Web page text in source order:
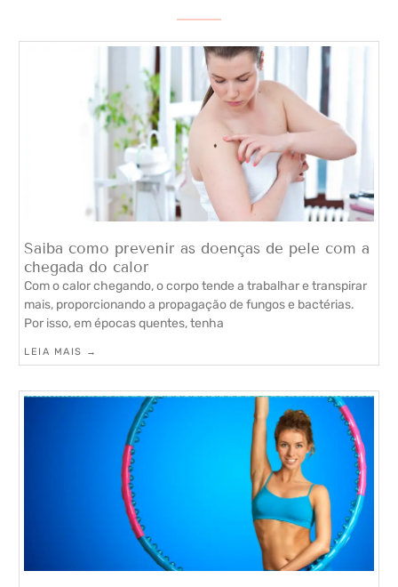
Saiba como prevenir as doenças de pele com a
chegada do calor
Com o calor chegando, o corpo tende a trabalhar e transpirar
mais, proporcionando a propagação de fungos e bactérias.
Por isso, em épocas quentes, tenha
LEIA MAIS →